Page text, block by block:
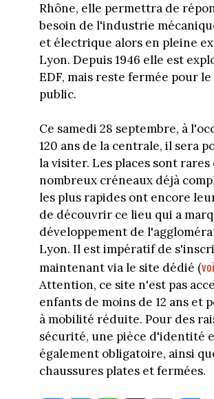
Rhône, elle permettra de
besoin de l'industrie
et électrique alors en pleine
Lyon. Depuis 1946 elle est
EDF, mais reste fermée pour
public.
Ce samedi 28 septembre, à
120 ans de la centrale, il sera
la visiter. Les places sont rares
nombreux créneaux déjà
les plus rapides ont encore
de découvrir ce lieu qui a
développement de
Lyon. Il est impératif de
maintenant via le site dédié (
Attention, ce site n'est pas
enfants de moins de 12 ans et
à mobilité réduite. Pour des
sécurité, une pièce d'identité
également obligatoire, ainsi
chaussures plates et fermées.